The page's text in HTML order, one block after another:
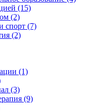
(15)
(2)
спорт (7)
(2)
(1)
(3)
(9)